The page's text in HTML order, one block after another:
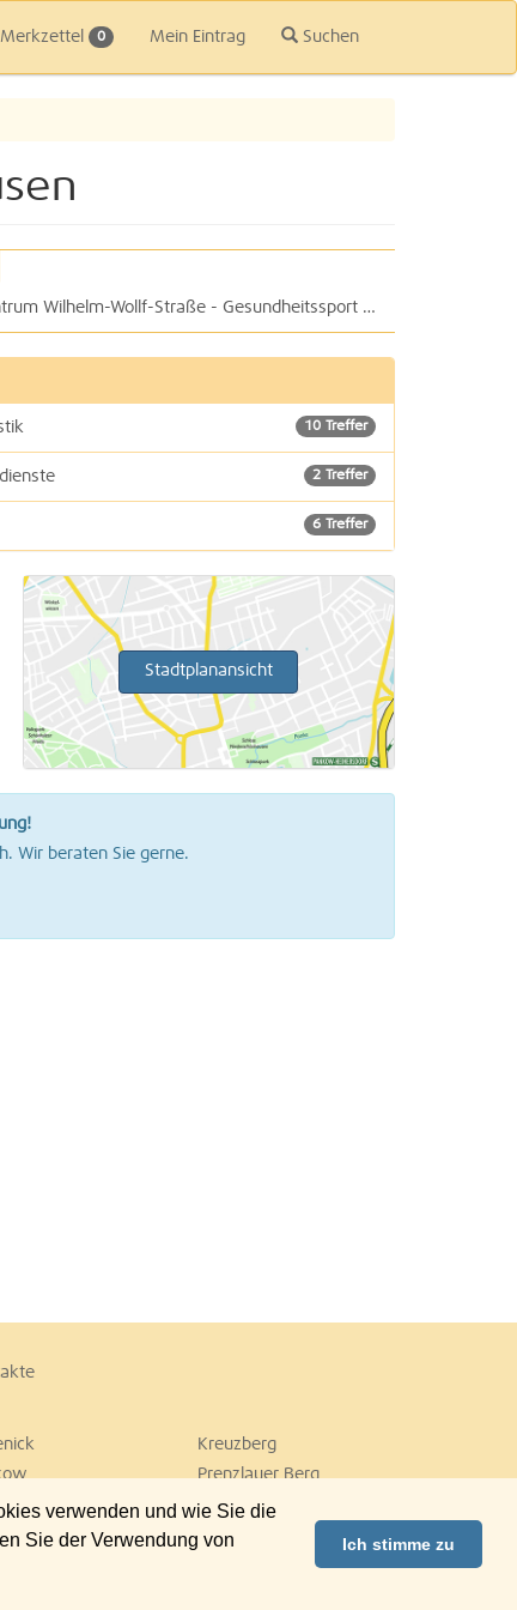
verwenden und wie Sie die
Sie der Verwendung von
Ich stimme zu
Merkzettel 0 Mein Eintrag Suchen
Physiotherapie Physio 29 im Therapiezentrum Wilhelm-Wollf-Straße - Gesundheitssport TopFit e.V.
10 Treffer
2 Treffer
6 Treffer
2 Treffer
4 Treffer
Stadtplanansicht
Wir beraten Sie gerne.
Kreuzberg
Prenzlauer Berg
Tiergarten
Zehlendorf